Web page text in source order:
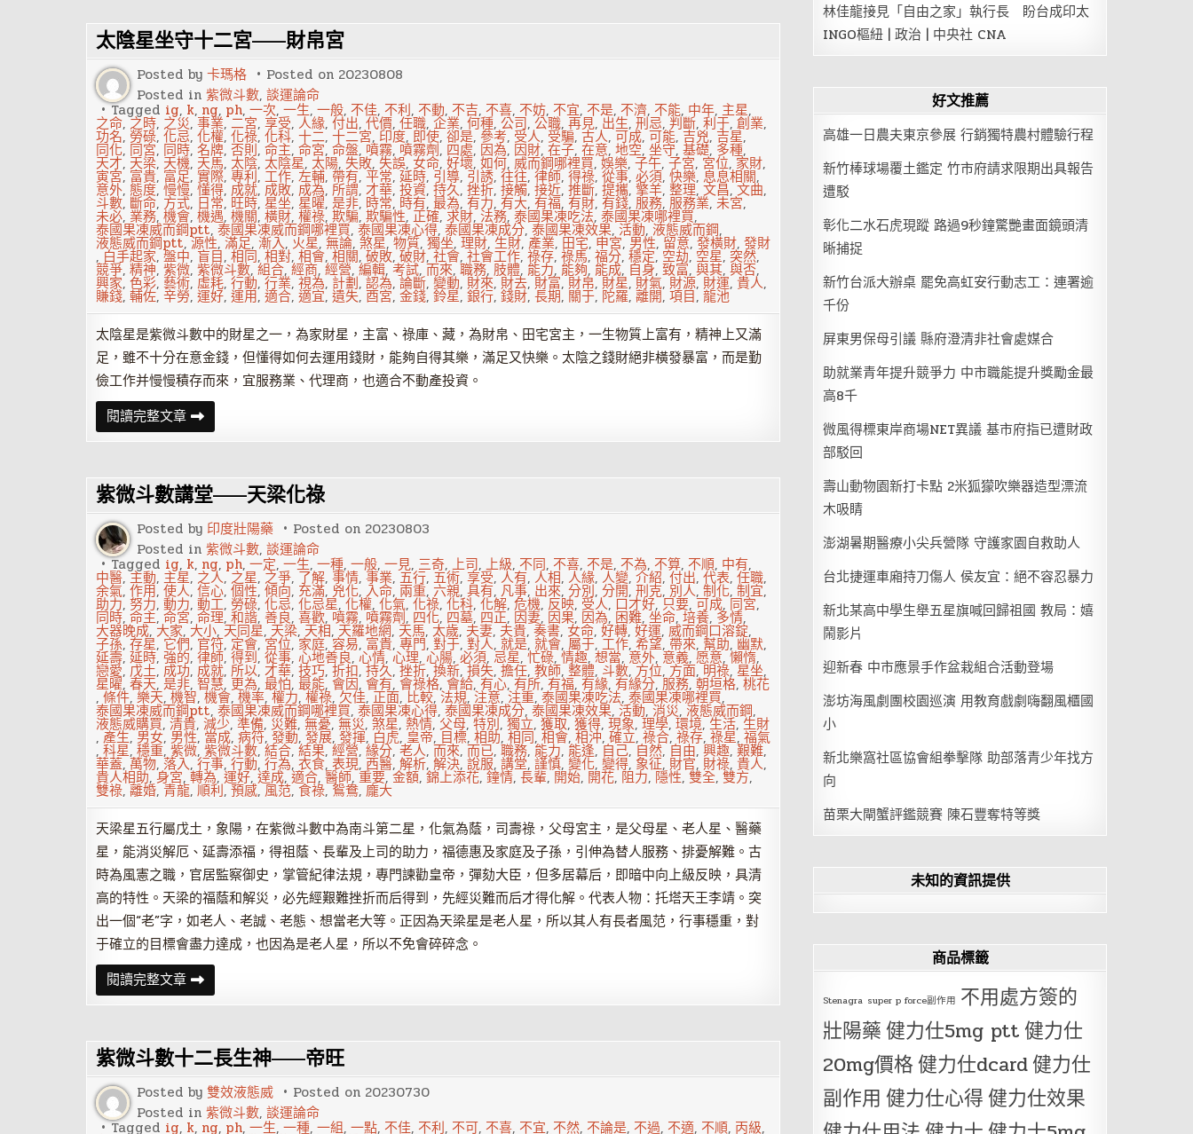
吉
星
——
天
魁、
天
鉞
太陰星坐守十二宮——財帛宮
Posted by 卡瑪格 Posted on 20230808
Posted in 紫微斗數, 談運論命
Tagged ig, k, ng, ph, 一次, 一生, 一般, 不佳, 不利, 不動, 不吉, 不喜, 不妨, 不宜, 不是, 不濟, 不能, 中年, 主星,
之命,之時, 之災,事業,二宮, 享受, 人緣,付出, 代價, 任職,企業, 何種, 公司,公職, 再見,出生,刑忌,判斷, 利于, 創業,
功名, 勞碌, 化忌, 化權, 化祿, 化科, 十二, 十二宮,印度, 即使, 卻是,參考,受人,受騙,古人,可成,可能,吉兇,吉星,
同化, 同宮, 同時, 名牌, 否則, 命主, 命宮, 命盤, 噴霧,噴霧劑, 四處, 因為, 因財, 在子, 在意, 地空, 坐守, 基礎, 多種,
天才, 天梁, 天機, 天馬, 太陰, 太陰星, 太陽, 失敗,失誤,女命, 好壞, 如何, 威而鋼哪裡買,娛樂, 子午,子宮,宮位,家財,
寅宮, 富貴, 富足, 實際, 專利, 工作, 左輔,帶有,平常,延時, 引導,引誘,往往,律師,得祿,從事, 必須, 快樂, 息息相關,
意外, 態度, 慢慢, 懂得, 成就, 成敗, 成為, 所謂, 才華, 投資, 持久, 挫折, 接觸, 接近, 推斷, 提攜, 擎羊, 整理, 文昌,文曲,
斗數, 斷命, 方式, 日常, 旺時, 星坐, 星曜, 是非, 時常, 時有, 最為, 有力, 有大, 有福, 有財, 有錢, 服務, 服務業,未宮,
未必, 業務, 機會, 機遇, 機關, 橫財, 權祿, 欺騙, 欺騙性,正確,求財,法務,泰國果凍吃法, 泰國果凍哪裡買,
泰國果凍威而鋼ptt,泰國果凍威而鋼哪裡買,泰國果凍心得,泰國果凍成分,泰國果凍效果,活動,液態威而鋼,
液態威而鋼ptt,源性,滿足, 漸入,火星, 無論, 煞星,物質,獨坐,理財,生財,產業,田宅, 申宮, 男性,留意,發橫財, 發財
,白手起家,盤中,盲目,相同,相對,相會,相關,破敗,破財,社會, 社會工作, 祿存, 祿馬, 福分, 穩定, 空劫, 空星,突然,
競爭, 精神, 紫微, 紫微斗數,組合,經商,經營,編輯,考試,而來,職務,肢體, 能力, 能夠, 能成, 自身, 致富, 與其, 與否,
興家, 色彩, 藝術, 虛耗, 行動, 行業, 視為, 計劃,認為,論斷,變動,財來,財去,財富,財帛,財星,財氣,財源, 財運, 貴人,
賺錢, 輔佐, 辛勞, 運好, 運用, 適合, 適宜, 遺失, 酉宮, 金錢, 鈴星, 銀行, 錢財, 長期, 關于, 陀羅, 離開, 項目, 龍池
太陰星是紫微斗數中的財星之一，為家財星，主富、祿庫、藏，為財帛、田宅宮主，一生物質上富有，精神上又滿
足，雖不十分在意金錢，但懂得如何去運用錢財，能夠自得其樂，滿足又快樂。太陰之錢財絕非橫發暴富，而是勤
儉工作并慢慢積存而來，宜服務業、代理商，也適合不動產投資。
閱讀完整文章太
陰
星
十
二
宮
——
財
帛
宮
紫微斗數講堂——天梁化祿
Posted by 印度壯陽藥 Posted on 20230803
Posted in 紫微斗數, 談運論命
Tagged ig, k, ng, ph, 一定, 一生, 一種, 一般, 一見, 三奇, 上司, 上級, 不同, 不喜, 不是, 不為, 不算, 不順, 中有,
中醫,主動, 主星,之人,之星,之爭, 了解, 事情,事業,五行, 五術, 享受,人有,人相, 人緣,人變,介紹,付出,代表, 任職,
余氣, 作用, 使人, 信心, 個性, 傾向, 充滿, 兇化, 入命, 兩重, 六親, 具有, 凡事, 出來, 分別, 分開, 刑克, 別人, 制化, 制宜,
助力, 努力, 動力, 動工, 勞碌, 化忌, 化忌星,化權,化氣,化祿,化科,化解, 危機,反映,受人,口才好,只要, 可成, 同宮,
同時, 命主, 命宮, 命理, 和諧, 善良, 喜歡, 噴霧,噴霧劑, 四化, 四墓, 四正, 因妻, 因果, 因為, 困難,坐命,培養,多情,
大器晚成, 大家,大小, 天同星,天梁,天相,天羅地網, 天馬,太歲, 夫妻, 夫貴,奏書, 女命,好轉,好運, 威而鋼口溶錠,
子孫,存星, 它們, 官符, 定會,宮位,家庭,容易, 富貴, 專門, 對于, 對人, 就是, 就會, 屬于,工作,希望,帶來,幫助,幽默,
延壽, 延時, 強的, 律師, 得到, 從事, 心地善良,心情,心理,心腸, 必須, 忌星, 忙碌,情趣, 想當, 意外, 意義, 愿意,懶惰,
戀愛, 戊土, 成功, 成就, 所以, 才華, 技巧,折扣,持久,挫折,換新,損失, 擔任,教師,整體, 斗數,方位,方面,明祿,星坐,
星曜, 春天, 是非, 智慧, 更為, 最怕, 最能, 會因, 會有, 會祿格,會給,有心,有所,有福, 有緣,有緣分, 服務,朝垣格, 桃花
, 條件,樂天, 機智,機會,機率,權力,權祿,欠佳,正面,比較,法規,注意,注重,泰國果凍吃法,泰國果凍哪裡買,
泰國果凍威而鋼ptt,泰國果凍威而鋼哪裡買,泰國果凍心得,泰國果凍成分, 泰國果凍效果, 活動, 消災,液態威而鋼,
液態威購買,清貴, 減少,準備,災難,無憂, 無災,煞星,熱情,父母,特別,獨立,獲取, 獲得,現象,理學, 環境,生活,生財
,產生,男女, 男性, 當成, 病符, 發動, 發展, 發揮, 白虎, 皇帝, 目標, 相助, 相同, 相會, 相沖, 確立, 祿合, 祿存, 祿星, 福氣
, 科星, 穩重, 紫微, 紫微斗數,結合,結果,經營,緣分,老人, 而來,而已,職務,能力,能逢,自己, 自然,自由, 興趣, 艱難,
華蓋, 萬物, 落入,行事,行動, 行為, 衣食, 表現, 西醫, 解析, 解決, 說服, 講堂, 謹慎, 變化, 變得, 象征, 財官, 財祿, 貴人,
貴人相助,身宮,轉為, 運好,達成,適合,醫師,重要,金額,錦上添花,鐘情, 長輩,開始,開花,阻力,隱性,雙全,雙方,
雙祿,離婚,青龍,順利,預感,風范,食祿,鴛鴦, 龐大
天梁星五行屬戊土，象陽，在紫微斗數中為南斗第二星，化氣為蔭，司壽祿，父母宮主，是父母星、老人星、醫藥
星，能消災解厄、延壽添福，得祖蔭、長輩及上司的助力，福德惠及家庭及子孫，引伸為替人服務、排憂解難。古
時為風憲之職，官居監察御史，掌管紀律法規，專門諫勸皇帝，彈劾大臣，但多居幕后，即暗中向上級反映，具清
高的特性。天梁的福蔭和解災，必先經艱難挫折而后得到，先經災難而后才得化解。代表人物：托塔天王李靖。突
出一個“老”字，如老人、老誠、老態、想當老大等。正因為天梁星是老人星，所以其人有長者風范，行事穩重，對
于確立的目標會盡力達成，也因為是老人星，所以不免會碎碎念。
閱讀完整文章紫
微
斗
堂
——
天
梁
化
祿
紫微斗數十二長生神——帝旺
Posted by 雙效液態威 Posted on 20230730
Posted in 紫微斗數, 談運論命
Tagged ig, k, ng, ph, 一生, 一種, 一組, 一點, 不佳, 不利, 不可, 不喜, 不宜, 不然, 不論是, 不過, 不適, 不順, 丙級,
林佳龍接見「自由之家」執行長 盼台成印太
INGO樞紐 | 政治 | 中央社 CNA
好文推薦
高雄一日農夫東京參展 行銷獨特農村體驗行程
新竹棒球場覆土鑑定 竹市府請求限期出具報告
遭駁
彰化二水石虎現蹤 路過9秒鐘驚艷畫面鏡頭清
晰捕捉
新竹台派大辦桌 罷免高虹安行動志工：連署逾
千份
屏東男保母引議 縣府澄清非社會處媒合
助就業青年提升競爭力 中市職能提升獎勵金最
高8千
微風得標東岸商場NET異議 基市府指已遭財政
部駁回
壽山動物園新打卡點 2米狐獴吹樂器造型漂流
木吸睛
澎湖暑期醫療小尖兵營隊 守護家園自救助人
台北捷運車廂持刀傷人 侯友宜：絕不容忍暴力
新北某高中學生舉五星旗喊回歸祖國 教局：嬉
鬧影片
迎新春 中市應景手作盆栽組合活動登場
澎坊海風劇團校園巡演 用教育戲劇嗨翻風櫃國
小
新北樂窩社區協會組拳擊隊 助部落青少年找方
向
苗栗大閘蟹評鑑競賽 陳石豐奪特等獎
未知的資訊提供
商品標籤
Stenagra super p force副作用 不用處方簽的
壯陽藥健力仕5mg ptt健力仕
20mg價格健力仕dcard健力仕
副作用 健力仕心得健力仕效果